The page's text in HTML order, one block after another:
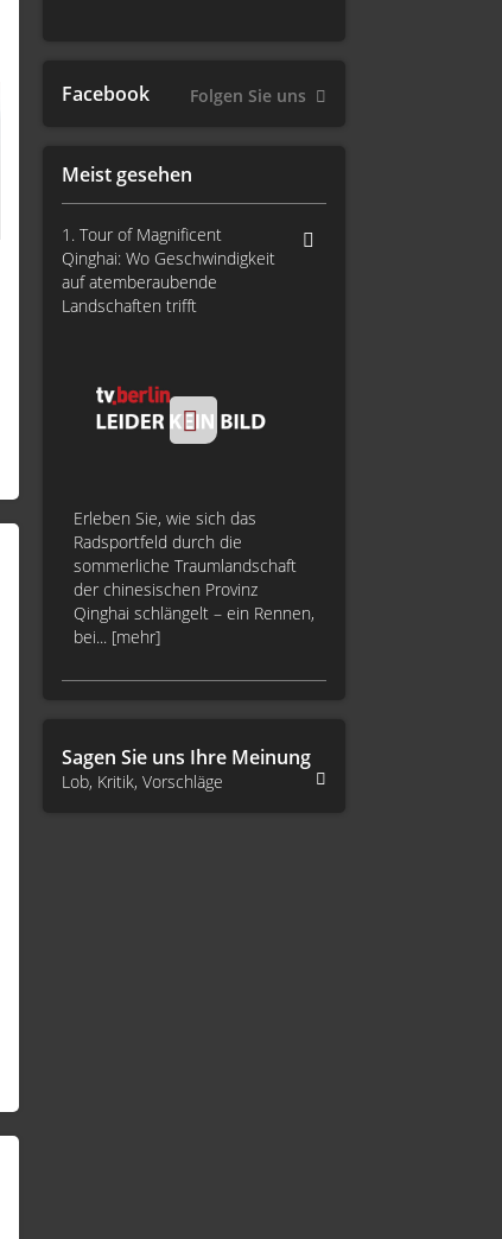
Meist gesehen
1. Tour of Magnificent
Qinghai: Wo Geschwindigkeit
auf atemberaubende
Landschaften trifft
Erleben Sie, wie sich das
Radsportfeld durch die
sommerliche Traumlandschaft
der chinesischen Provinz
Qinghai schlängelt – ein Rennen,
bei... [mehr]
Facebook Folgen Sie uns
Sagen Sie uns Ihre Meinung
Lob, Kritik, Vorschläge